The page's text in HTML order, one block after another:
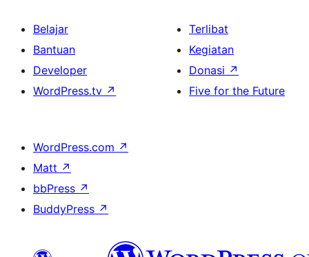
Belajar
Bantuan
Developer
WordPress.tv ↗
Terlibat
Kegiatan
Donasi ↗
Five for the Future
WordPress.com ↗
Matt ↗
bbPress ↗
BuddyPress ↗